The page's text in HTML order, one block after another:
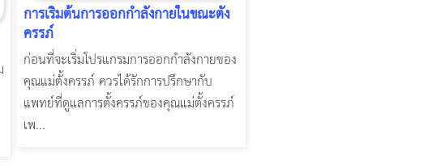
การเริ่มต้นการออกกำลังกายในขณะตั้ง
ครรภ์
ก่อนที่จะเริ่มโปรแกรมการออกกำลังกายของ
คุณแม่ตั้งครรภ์ ควรได้รักการปรึกษากับ
แพทย์ที่ดูแลการตั้งครรภ์ของคุณแม่ตั้งครรภ์
เพ...